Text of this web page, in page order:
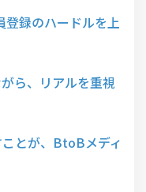
登録のハードルを上
ら、リアルを重視
ことが、BtoBメディ